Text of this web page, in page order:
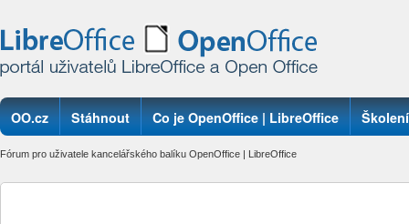
OO.cz Stáhnout Co je OpenOffice | LibreOffice Školení
Fórum pro uživatele kancelářského balíku OpenOffice | LibreOffice